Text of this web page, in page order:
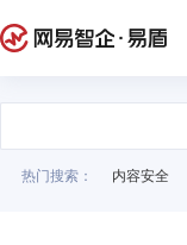
热门搜索： 内容安全